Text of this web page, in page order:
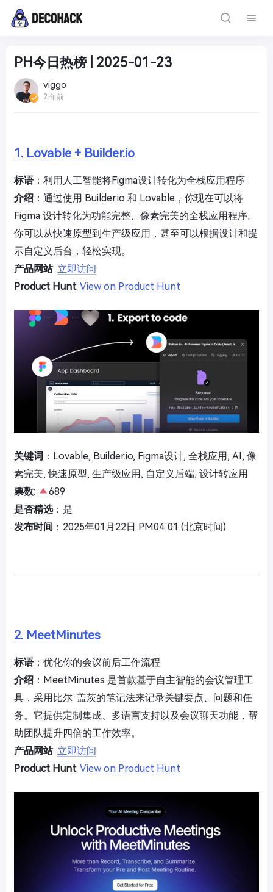
PH今日热榜 | 2025-01-23
viggo
2 年前
1. Lovable + Builder.io
标语：利用人工智能将Figma设计转化为全栈应用程序
介绍 ：通过使用 Builder.io 和 Lovable，你现在可以将
Figma 设计转化为功能完整、像素完美的全栈应用程序。
你可以从快速原型到生产级应用，甚至可以根据设计和提
示自定义后台，轻松实现。
产品网站: 立即访问
Product Hunt: View on Product Hunt
关键词 ：Lovable, Builder.io, Figma设计, 全栈应用, AI, 像
素完美, 快速原型, 生产级应用, 自定义后端, 设计转应用
票数:
689
是否精选：是
发布时间 ：2025年01月22日 PM04:01 (北京时间)
2. MeetMinutes
标语：优化你的会议前后工作流程
介绍 ：MeetMinutes 是首款基于自主智能的会议管理工
具，采用比尔·盖茨的笔记法来记录关键要点、问题和任
务。它提供定制集成、多语言支持以及会议聊天功能，帮
助团队提升四倍的工作效率。
产品网站: 立即访问
Product Hunt: View on Product Hunt